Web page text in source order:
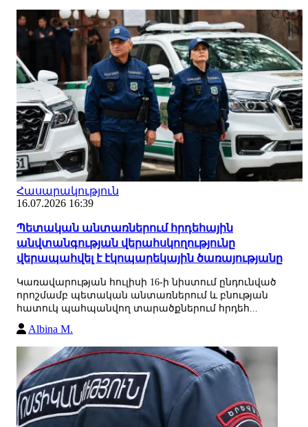
Հասարակություն
16.07.2026 16:39
Պետական անտառներում հրդեհային
անվտանգության վերահսկողությունը
վերապահվել է էկոպարեկային ծառայությանը
Կառավարության հուլիսի 16-ի նիստում ընդունված
որոշմամբ պետական անտառներում և բնության
հատուկ պահպանվող տարածքներում հրդեհ...
Albina M.